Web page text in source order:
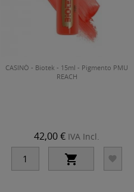
CASINÒ - Biotek - 15ml - Pigmento PMU
REACH
42,00 € IVA Incl.
 